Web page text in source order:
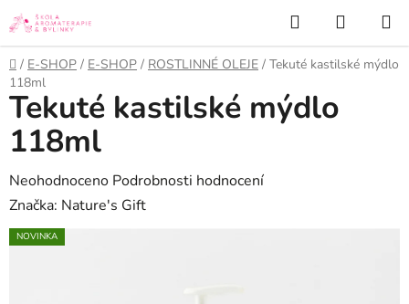
Přejít
na
obsah
Hledat
KOŠÍK
Domů
/ E-SHOP / E-SHOP / ROSTLINNÉ OLEJE / Tekuté kastilské mýdlo
118ml
Tekuté kastilské mýdlo
118ml
Průměrné
hodnocení
produktu
Neohodnoceno Podrobnosti hodnocení
Značka: Nature's Gift
NOVINKA